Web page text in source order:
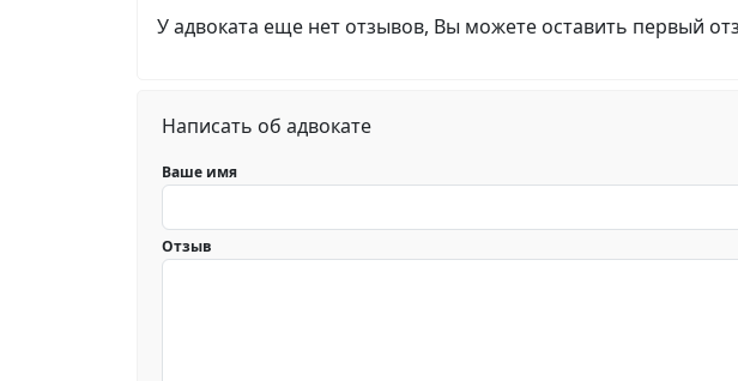
У адвоката еще нет отзывов, Вы можете оставить первый
Написать об адвокате
Ваше имя
Отзыв